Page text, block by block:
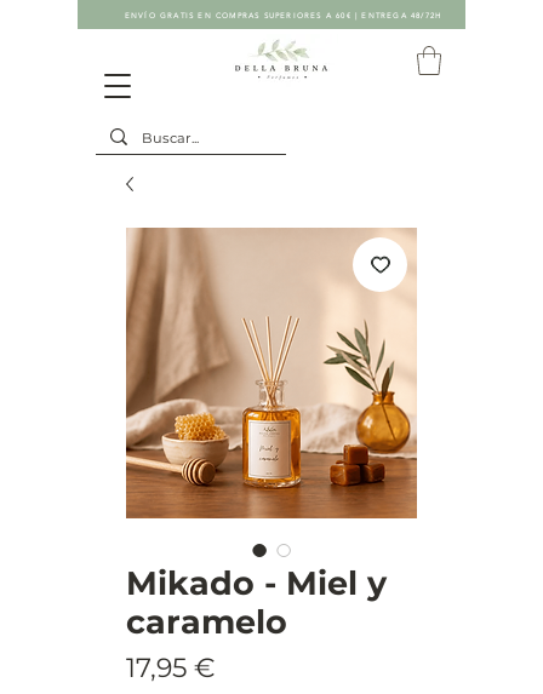
ENVÍO GRATIS EN COMPRAS SUPERIORES A 60€ | ENTREGA 48/72H
Mikado - Miel y
caramelo
17,95 €